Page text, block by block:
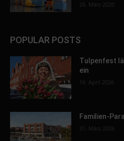
26. März 2020
POPULAR POSTS
Tulpenfest
ein
16. April 2026
Familien-
31. März 2026